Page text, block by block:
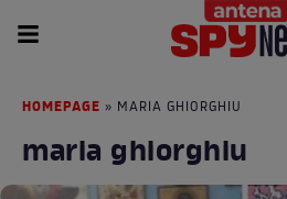
HOMEPAGE » MARIA GHIORGHIU
maria ghiorghiu